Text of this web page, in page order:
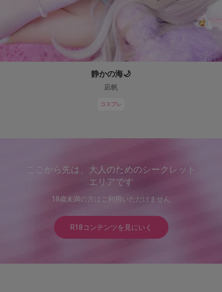
静かの海🌙
凪帆
コスプレ
ここから先は、大人のためのシークレット
エリアです
18歳未満の方はご利用いただけません
R18コンテンツを見にいく